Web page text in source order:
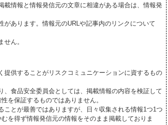
情報と情報発信元の文章に相違がある場合は、情報発
あります。情報元のURLや記事内のリンクについて
ん。
供することがリスクコミュニケーションに資するもの
食品安全委員会としては、掲載情報の内容を検証して
を保証するものではありません。
とが最善ではありますが、日々収集される情報1つ1つ
を得ず情報発信元の情報をそのまま掲載しておりま